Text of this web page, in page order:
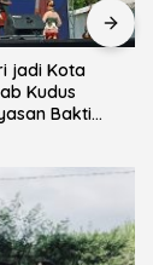
jadi Kota
Kudus
Bakti